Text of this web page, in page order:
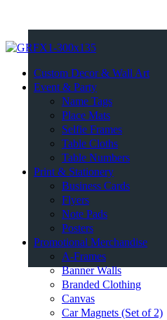
Custom Decor & Wall Art
Event & Party
Name Tags
Place Mats
Selfie Frames
Table Cloths
Table Numbers
Print & Stationery
Business Cards
Flyers
Note Pads
Posters
Promotional Merchandise
A-Frames
Banner Walls
Branded Clothing
Canvas
Car Magnets (Set of 2)